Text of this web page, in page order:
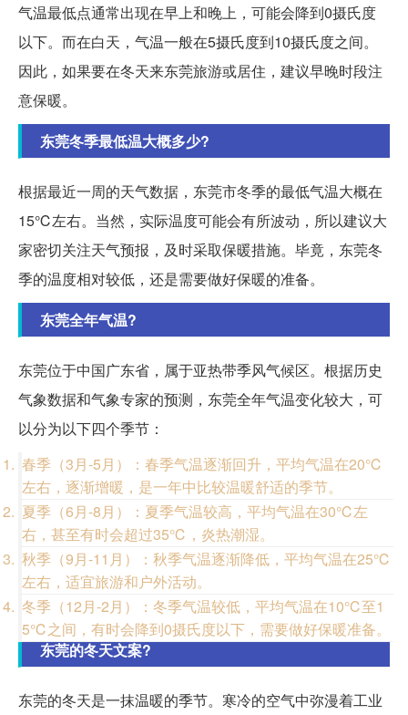
气温最低点通常出现在早上和晚上，可能会降到0摄氏度
以下。而在白天，气温一般在5摄氏度到10摄氏度之间。
因此，如果要在冬天来东莞旅游或居住，建议早晚时段注
意保暖。
东莞冬季最低温大概多少?
根据最近一周的天气数据，东莞市冬季的最低气温大概在
15℃左右。当然，实际温度可能会有所波动，所以建议大
家密切关注天气预报，及时采取保暖措施。毕竟，东莞冬
季的温度相对较低，还是需要做好保暖的准备。
东莞全年气温?
东莞位于中国广东省，属于亚热带季风气候区。根据历史
气象数据和气象专家的预测，东莞全年气温变化较大，可
以分为以下四个季节：
春季（3月-5月）：春季气温逐渐回升，平均气温在20℃
左右，逐渐增暖，是一年中比较温暖舒适的季节。
夏季（6月-8月）：夏季气温较高，平均气温在30℃左
右，甚至有时会超过35℃，炎热潮湿。
秋季（9月-11月）：秋季气温逐渐降低，平均气温在25℃
左右，适宜旅游和户外活动。
冬季（12月-2月）：冬季气温较低，平均气温在10℃至1
5℃之间，有时会降到0摄氏度以下，需要做好保暖准备。
东莞的冬天文案?
东莞的冬天是一抹温暖的季节。寒冷的空气中弥漫着工业